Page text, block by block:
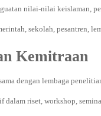
nilai-nilai keislaman,
sekolah, pesantren,
Kemitraan
dengan lembaga
riset, workshop,